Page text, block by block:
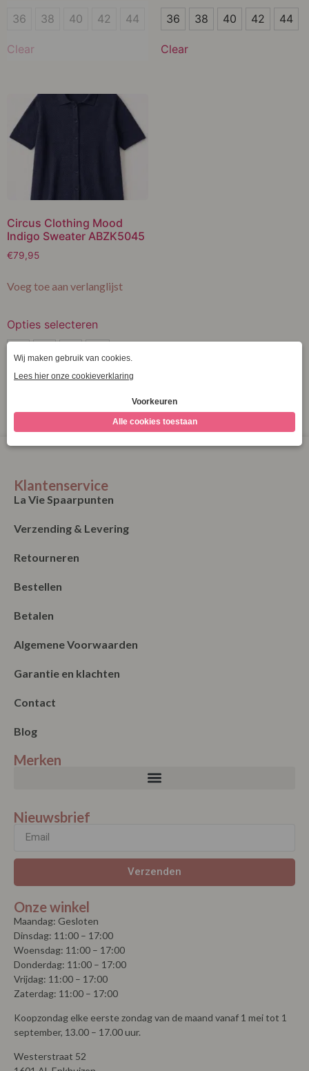
36
38
44
36 38 40 42 44
Clear
36
38
36 38 40 42 44
Clear
Circus Clothing Mood
Indigo Sweater ABZK5045
€79,95
Voeg toe aan verlanglijst
Opties selecteren
M
XL
Clear
Klantenservice
La Vie Spaarpunten
Verzending & Levering
Retourneren
Bestellen
Betalen
Algemene Voorwaarden
Garantie en klachten
Contact
Blog
Merken
Nieuwsbrief
Verzenden
Onze winkel
Maandag: Gesloten
Dinsdag: 11:00 – 17:00
Woensdag: 11:00 – 17:00
Donderdag: 11:00 – 17:00
Vrijdag: 11:00 – 17:00
Zaterdag: 11:00 – 17:00
Koopzondag elke eerste zondag van de maand vanaf 1 mei tot 1
september, 13.00 – 17.00 uur.
Westerstraat 52